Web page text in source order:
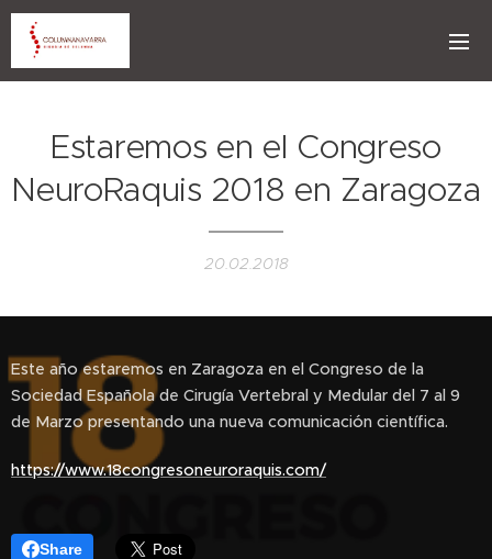
Estaremos en el Congreso
NeuroRaquis 2018 en Zaragoza
20.02.2018
Este año estaremos en Zaragoza en el Congreso de la
Sociedad Española de Cirugía Vertebral y Medular del 7 al 9
de Marzo presentando una nueva comunicación científica.
https://www.18congresoneuroraquis.com/
Share